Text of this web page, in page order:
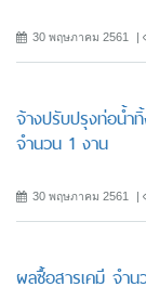
30 พฤษภาคม 2561
จ้างปรับปรุงท่อน้ำ
จำนวน 1 งาน
30 พฤษภาคม 2561
ผลซื้อสารเคมี จำน